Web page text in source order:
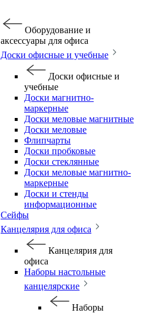
Оборудование и
аксессуары для офиса
Доски офисные и учебные
Доски офисные и
учебные
Доски магнитно-
маркерные
Доски меловые магнитные
Доски меловые
Флипчарты
Доски пробковые
Доски стеклянные
Доски меловые магнитно-
маркерные
Доски и стенды
информационные
Сейфы
Канцелярия для офиса
Канцелярия для
офиса
Наборы настольные
канцелярские
Наборы